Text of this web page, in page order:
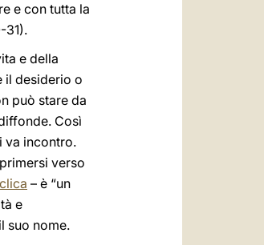
e con tutta la
31).
e della
il desiderio o
può stare da
Così
va incontro.
verso
– è “un
e
suo nome.